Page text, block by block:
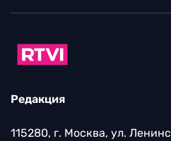
Редакция
115280, г. Москва, ул.